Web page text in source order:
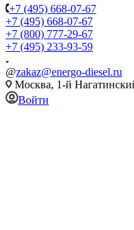
+7 (495) 668-07-67
+7 (495) 668-07-67
+7 (800) 777-29-67
+7 (495) 233-93-59
@zakaz@energo-diesel.ru
Москва, 1-й
Войти